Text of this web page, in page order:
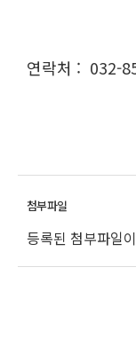
연락처 : 032-
등록된 첨부파일